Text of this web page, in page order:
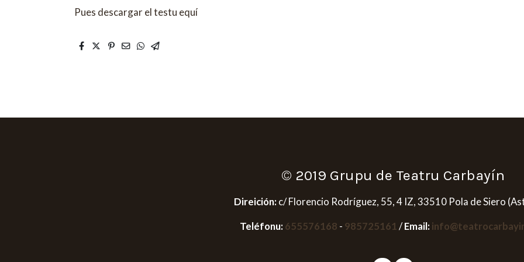
Pues descargar el testu equí
© 2019 Grupu de Teatru Carbayín
Direición: c/ Florencio Rodríguez, 55, 4 IZ, 33510 Pola de Siero
Teléfonu: 655576168 - 985725161 /Email: